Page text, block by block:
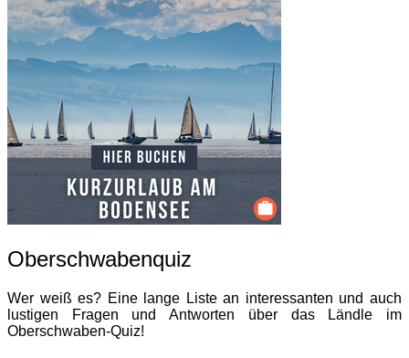
Oberschwabenquiz
Wer weiß es? Eine lange Liste an interessanten und auch
lustigen Fragen und Antworten über das Ländle im
Oberschwaben-Quiz!